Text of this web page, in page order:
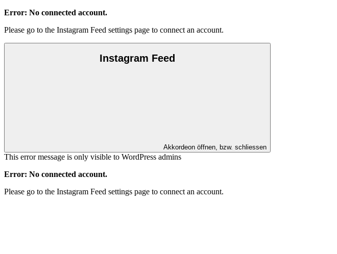
Error: No connected account.
Please go to the Instagram Feed settings page to connect an account.
Instagram Feed
Akkordeon öffnen, bzw. schliessen
This error message is only visible to WordPress admins
Error: No connected account.
Please go to the Instagram Feed settings page to connect an account.